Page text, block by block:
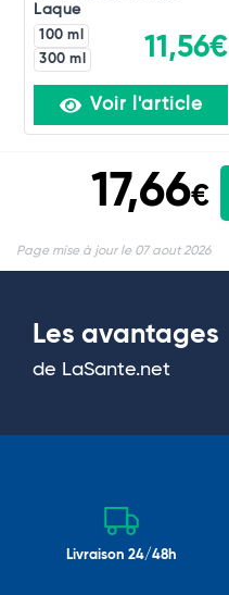
Laque
100 ml
300 ml
11,56€
Voir l'article
17,66€
Page mise à jour le 07 aout 2026
Les avantages
de LaSante.net
Livraison 24/48h